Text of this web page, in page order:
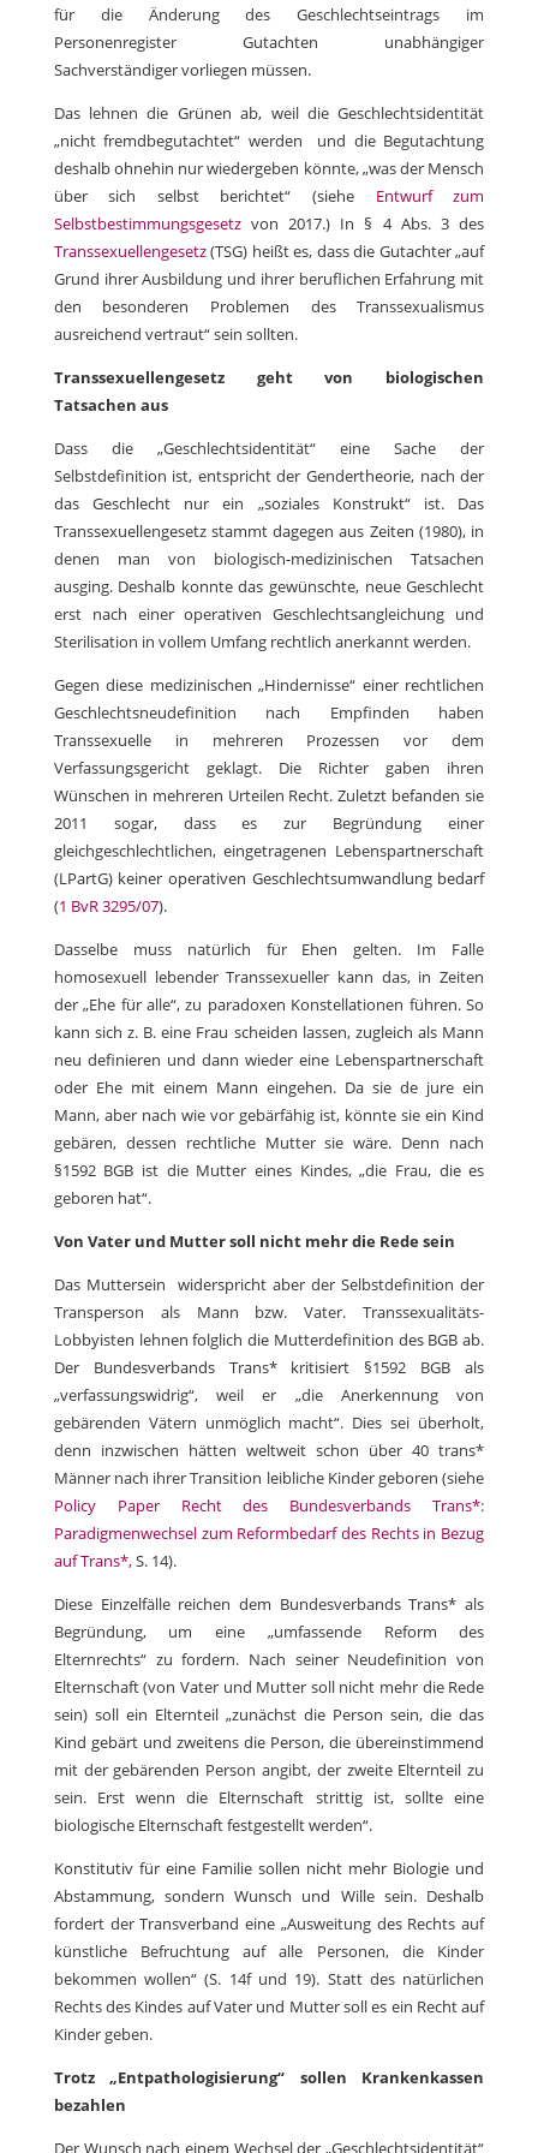
für die Änderung des Geschlechtseintrags im
Personenregister Gutachten unabhängiger
Sachverständiger vorliegen müssen.
Das lehnen die Grünen ab, weil die Geschlechtsidentität
„nicht fremdbegutachtet“ werden und die Begutachtung
deshalb ohnehin nur wiedergeben könnte, „was der Mensch
über sich selbst berichtet“ (siehe Entwurf zum
Selbstbestimmungsgesetzvon 2017.) In § 4 Abs. 3 des
Transsexuellengesetz(TSG) heißt es, dass die Gutachter „auf
Grund ihrer Ausbildung und ihrer beruflichen Erfahrung mit
den besonderen Problemen des Transsexualismus
ausreichend vertraut“ sein sollten.
Transsexuellengesetz geht von biologischen
Tatsachen aus
Dass die „Geschlechtsidentität“ eine Sache der
Selbstdefinition ist, entspricht der Gendertheorie, nach der
das Geschlecht nur ein „soziales Konstrukt“ ist. Das
Transsexuellengesetz stammt dagegen aus Zeiten (1980), in
denen man von biologisch-medizinischen Tatsachen
ausging. Deshalb konnte das gewünschte, neue Geschlecht
erst nach einer operativen Geschlechtsangleichung und
Sterilisation in vollem Umfang rechtlich anerkannt werden.
Gegen diese medizinischen „Hindernisse“ einer rechtlichen
Geschlechtsneudefinition nach Empfinden haben
Transsexuelle in mehreren Prozessen vor dem
Verfassungsgericht geklagt. Die Richter gaben ihren
Wünschen in mehreren Urteilen Recht. Zuletzt befanden sie
2011 sogar, dass es zur Begründung einer
gleichgeschlechtlichen, eingetragenen Lebenspartnerschaft
(LPartG) keiner operativen Geschlechtsumwandlung bedarf
(1 BvR 3295/07).
Dasselbe muss natürlich für Ehen gelten. Im Falle
homosexuell lebender Transsexueller kann das, in Zeiten
der „Ehe für alle“, zu paradoxen Konstellationen führen. So
kann sich z. B. eine Frau scheiden lassen, zugleich als Mann
neu definieren und dann wieder eine Lebenspartnerschaft
oder Ehe mit einem Mann eingehen. Da sie de jure ein
Mann, aber nach wie vor gebärfähig ist, könnte sie ein Kind
gebären, dessen rechtliche Mutter sie wäre. Denn nach
§1592 BGB ist die Mutter eines Kindes, „die Frau, die es
geboren hat“.
Von Vater und Mutter soll nicht mehr die Rede sein
Das Muttersein widerspricht aber der Selbstdefinition der
Transperson als Mann bzw. Vater. Transsexualitäts-
Lobbyisten lehnen folglich die Mutterdefinition des BGB ab.
Der Bundesverbands Trans* kritisiert §1592 BGB als
„verfassungswidrig“, weil er „die Anerkennung von
gebärenden Vätern unmöglich macht“. Dies sei überholt,
denn inzwischen hätten weltweit schon über 40 trans*
Männer nach ihrer Transition leibliche Kinder geboren (siehe
Policy Paper Recht des Bundesverbands Trans*:
Paradigmenwechsel zum Reformbedarf des Rechts in Bezug
auf Trans*, S. 14).
Diese Einzelfälle reichen dem Bundesverbands Trans* als
Begründung, um eine „umfassende Reform des
Elternrechts“ zu fordern. Nach seiner Neudefinition von
Elternschaft (von Vater und Mutter soll nicht mehr die Rede
sein) soll ein Elternteil „zunächst die Person sein, die das
Kind gebärt und zweitens die Person, die übereinstimmend
mit der gebärenden Person angibt, der zweite Elternteil zu
sein. Erst wenn die Elternschaft strittig ist, sollte eine
biologische Elternschaft festgestellt werden“.
Konstitutiv für eine Familie sollen nicht mehr Biologie und
Abstammung, sondern Wunsch und Wille sein. Deshalb
fordert der Transverband eine „Ausweitung des Rechts auf
künstliche Befruchtung auf alle Personen, die Kinder
bekommen wollen“ (S. 14f und 19). Statt des natürlichen
Rechts des Kindes auf Vater und Mutter soll es ein Recht auf
Kinder geben.
Trotz „Entpathologisierung“ sollen Krankenkassen
bezahlen
Der Wunsch nach einem Wechsel der „Geschlechtsidentität“